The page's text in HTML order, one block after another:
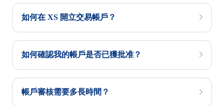
如何在 XS 開立交易帳戶？
如何確認我的帳戶是否已獲批准？
帳戶審核需要多長時間？